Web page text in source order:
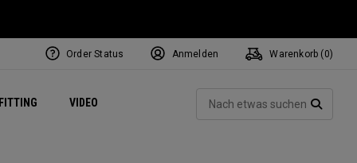
VIDEO Exclusive Mavrik Complete Sets
Exklusiv - Golfbälle
Women's Golf Balls
Exklusiv - Zubehör
Regional Performance Centers
Order Status Anmelden Warenkorb ( 0)